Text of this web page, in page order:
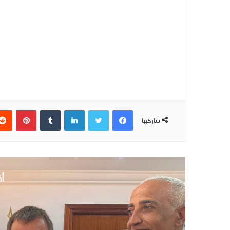
شاركها
فيسبوكتويتر لينكدإن